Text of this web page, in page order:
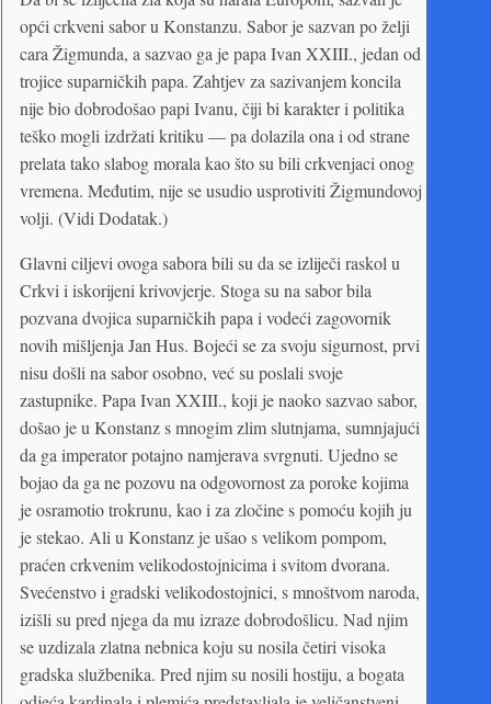
opći crkveni sabor u Konstanzu. Sabor je sazvan po želji
cara Žigmunda, a sazvao ga je papa Ivan XXIII., jedan od
trojice suparničkih papa. Zahtjev za sazivanjem koncila
nije bio dobrodošao papi Ivanu, čiji bi karakter i politika
teško mogli izdržati kritiku — pa dolazila ona i od strane
prelata tako slabog morala kao što su bili crkvenjaci onog
vremena. Međutim, nije se usudio usprotiviti Žigmundovoj
volji. (Vidi Dodatak.)
Glavni ciljevi ovoga sabora bili su da se izliječi raskol u
Crkvi i iskorijeni krivovjerje. Stoga su na sabor bila
pozvana dvojica suparničkih papa i vodeći zagovornik
novih mišljenja Jan Hus. Bojeći se za svoju sigurnost, prvi
nisu došli na sabor osobno, već su poslali svoje
zastupnike. Papa Ivan XXIII., koji je naoko sazvao sabor,
došao je u Konstanz s mnogim zlim slutnjama, sumnjajući
da ga imperator potajno namjerava svrgnuti. Ujedno se
bojao da ga ne pozovu na odgovornost za poroke kojima
je osramotio trokrunu, kao i za zločine s pomoću kojih ju
je stekao. Ali u Konstanz je ušao s velikom pompom,
praćen crkvenim velikodostojnicima i svitom dvorana.
Svećenstvo i gradski velikodostojnici, s mnoštvom naroda,
izišli su pred njega da mu izraze dobrodošlicu. Nad njim
se uzdizala zlatna nebnica koju su nosila četiri visoka
gradska službenika. Pred njim su nosili hostiju, a bogata